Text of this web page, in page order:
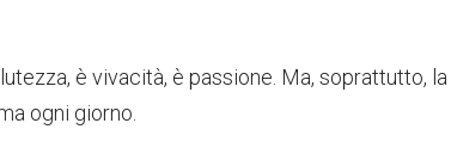
è vivacità, è passione. Ma, soprattutto, la
ogni giorno.